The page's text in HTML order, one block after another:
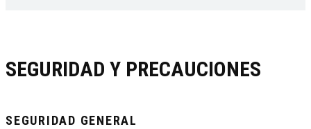
SEGURIDAD Y PRECAUCIONES
SEGURIDAD GENERAL